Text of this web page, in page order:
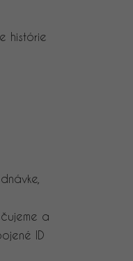
histórie
a
ID